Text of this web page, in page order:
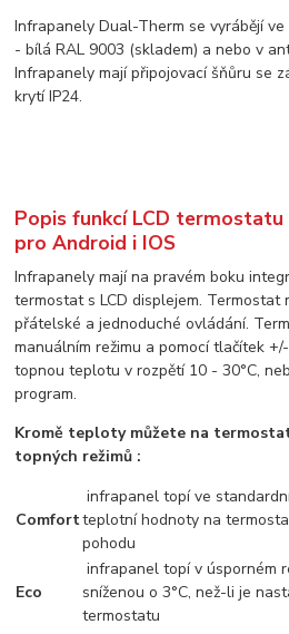
Infrapanely Dual-Therm se vyrábějí
- bílá RAL 9003 (skladem) a nebo v
Infrapanely mají připojovací šňůru se
krytí IP24.
Popis funkcí LCD
pro Android i IOS
Infrapanely mají na pravém boku
termostat s LCD displejem. Termostat
přátelské a jednoduché ovládání.
manuálním režimu a pomocí tlačítek
topnou teplotu v rozpětí 10 - 30°C,
program.
Kromě teploty můžete na
topných režimů :
Comfort
infrapanel topí ve
teplotní hodnoty na
pohodu
Eco
infrapanel topí v úsporném
sníženou o 3°C, než-li je
termostatu